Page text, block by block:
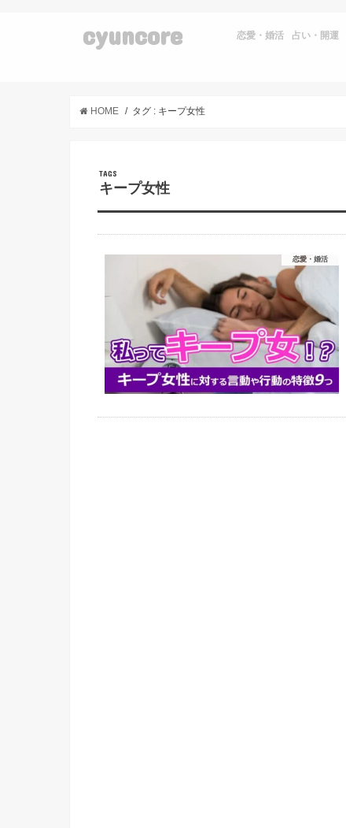
cyuncore 恋愛・婚活 占い・開運
HOME タグ : キープ女性
キープ女性
恋愛・婚活